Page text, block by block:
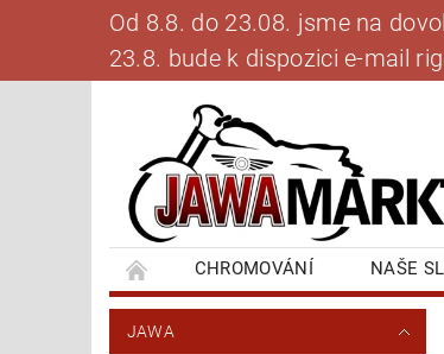
Od 8.8. do 23.08. jsme na
23.8. bude k dispozici e-mail
CHROMOVÁNÍ NAŠE
BANKOVNÍ SPOJENÍ
JAWA